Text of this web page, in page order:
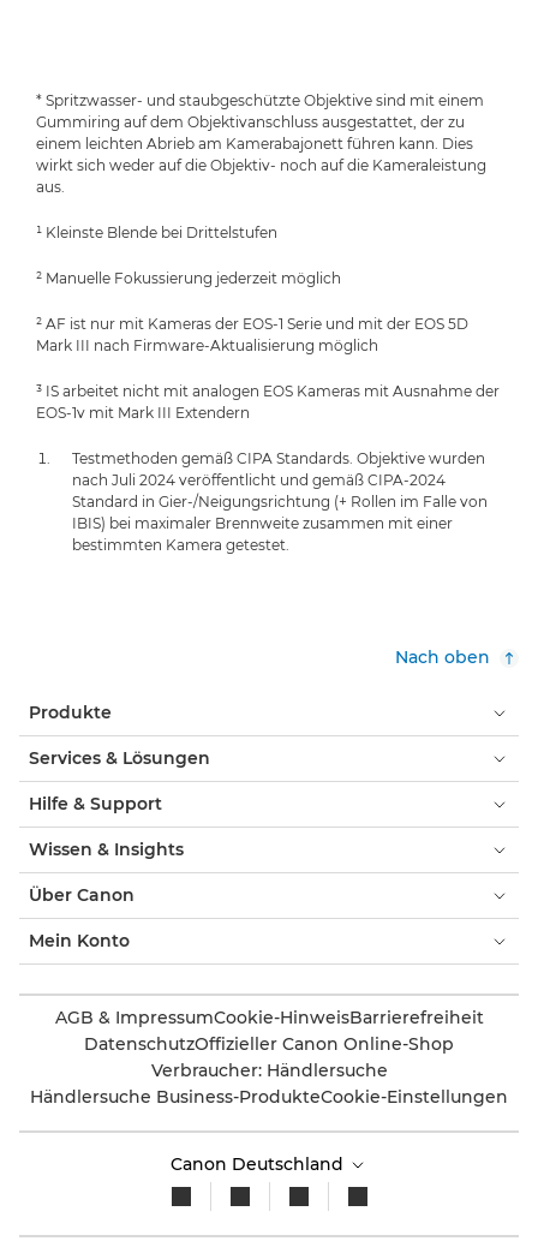
* Spritzwasser- und staubgeschützte Objektive sind mit einem
Gummiring auf dem Objektivanschluss ausgestattet, der zu
einem leichten Abrieb am Kamerabajonett führen kann. Dies
wirkt sich weder auf die Objektiv- noch auf die Kameraleistung
aus.
¹ Kleinste Blende bei Drittelstufen
² Manuelle Fokussierung jederzeit möglich
² AF ist nur mit Kameras der EOS-1 Serie und mit der EOS 5D
Mark III nach Firmware-Aktualisierung möglich
³ IS arbeitet nicht mit analogen EOS Kameras mit Ausnahme der
EOS-1v mit Mark III Extendern
Testmethoden gemäß CIPA Standards. Objektive wurden
nach Juli 2024 veröffentlicht und gemäß CIPA-2024
Standard in Gier-/Neigungsrichtung (+ Rollen im Falle von
IBIS) bei maximaler Brennweite zusammen mit einer
bestimmten Kamera getestet.
Nach oben
Produkte
Services & Lösungen
Hilfe & Support
Wissen & Insights
Über Canon
Mein Konto
AGB & ImpressumCookie-HinweisBarrierefreiheit
DatenschutzOffizieller Canon Online-Shop
Verbraucher: Händlersuche
Händlersuche Business-ProdukteCookie-Einstellungen
Canon Deutschland